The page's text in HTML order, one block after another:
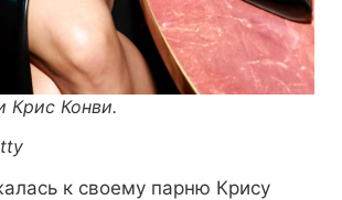
Крис Конви.
к своему парню Крису